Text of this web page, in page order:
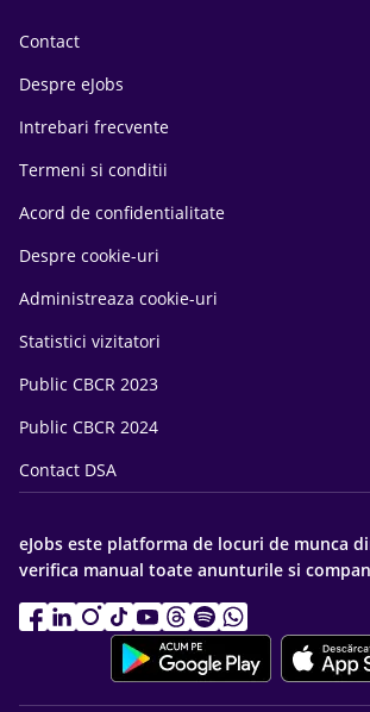
Contact
Despre eJobs
Intrebari frecvente
Termeni si conditii
Acord de confidentialitate
Despre cookie-uri
Administreaza cookie-uri
Statistici vizitatori
Public CBCR 2023
Public CBCR 2024
Contact DSA
eJobs este platforma de locuri de munca
verifica manual toate anunturile si